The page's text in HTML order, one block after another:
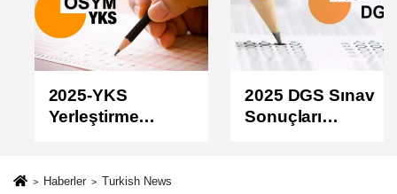
2025-YKS
Yerleştirme
Sonuçlar
2025 DGS Sınav
Sonuçları
Haberler Turkish News